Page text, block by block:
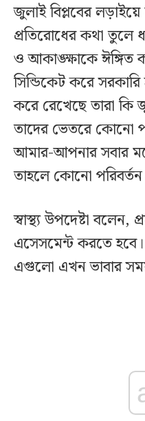
জুলাই বিপ্লবের
প্রতিরোধের কথা তুলে
ও আকাঙ্ক্ষাকে ঈঙ্গিত
সিন্ডিকেটকরে সরকারি
করে রেখেছে তারা কি
তাদের ভেতরে কোনো
আমার-আপনার সবার
তাহলে কোনো পরিবর্তন
স্বাস্থ্য উপদেষ্টা বলেন,
এসেসমেন্ট করতে
এগুলো এখন ভাবার